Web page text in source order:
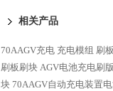
相关产品
70AAGV充电 充电模组 刷
刷板刷块 AGV电池充电刷
块 70AAGV自动充电装置